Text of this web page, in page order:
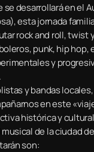
se desarrollará en el
esta jornada
rock and roll, twist
punk, hip
y
y bandas
en este
histórica y
de la ciudad
son: